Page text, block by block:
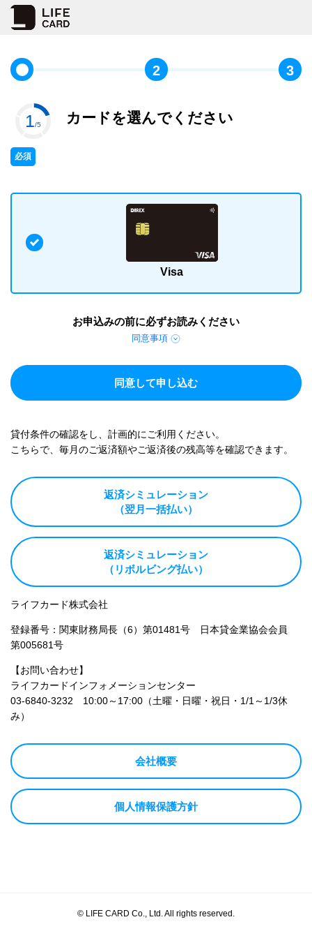
2 3
1/5 カードを選んでください
必須
Visa
お申込みの前に必ずお読みください
同意事項
同意して申し込む
貸付条件の確認をし、計画的にご利用ください。
こちらで、毎月のご返済額やご返済後の残高等を確認できます。
返済シミュレーション
（翌月一括払い）
返済シミュレーション
（リボルビング払い）
ライフカード株式会社
登録番号：関東財務局長（6）第01481号 日本貸金業協会会員
第005681号
【お問い合わせ】
ライフカードインフォメーションセンター
03-6840-3232 10:00～17:00（土曜・日曜・祝日・1/1～1/3休
み）
会社概要
個人情報保護方針
© LIFE CARD Co., Ltd. All rights reserved.